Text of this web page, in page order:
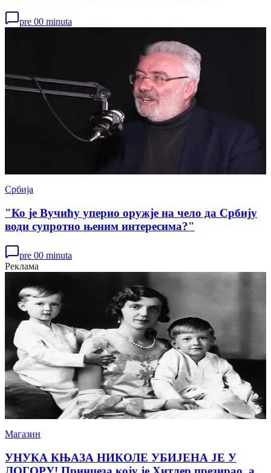
pre 00 minuta
Србија
"Ко је Вучићу уперио оружје на чело да Србију
води супротно њеним интересима?"
pre 00 minuta
Реклама
Магазин
УНУКА КЊАЗА НИКОЛЕ УБИЈЕНА ЈЕ У